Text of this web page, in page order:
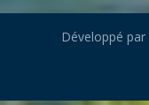
Développé par